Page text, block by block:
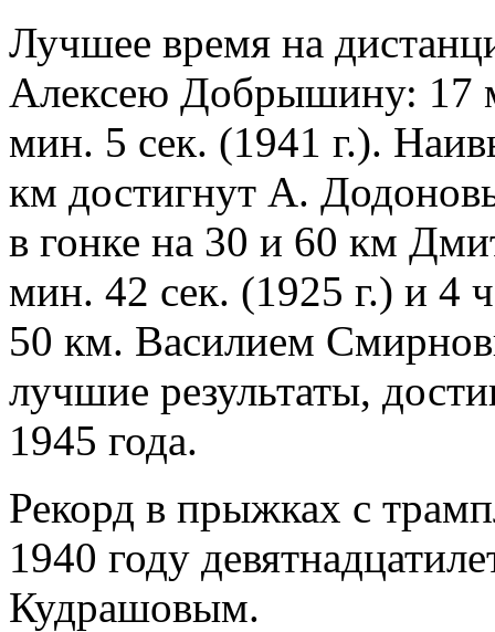
Лучшее время на
Алексею Добрышину: 17
мин. 5 сек. (1941 г.).
км достигнут А.
в гонке на 30 и 60 км
мин. 42 сек. (1925 г.) и 4
50 км. Василием
лучшие результаты,
1945 года.
Рекорд в прыжках с
1940 году
Кудрашовым.